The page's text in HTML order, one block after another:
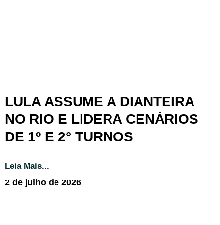
LULA ASSUME A DIANTEIRA
NO RIO E LIDERA CENÁRIOS
DE 1º E 2° TURNOS
Leia Mais...
2 de julho de 2026